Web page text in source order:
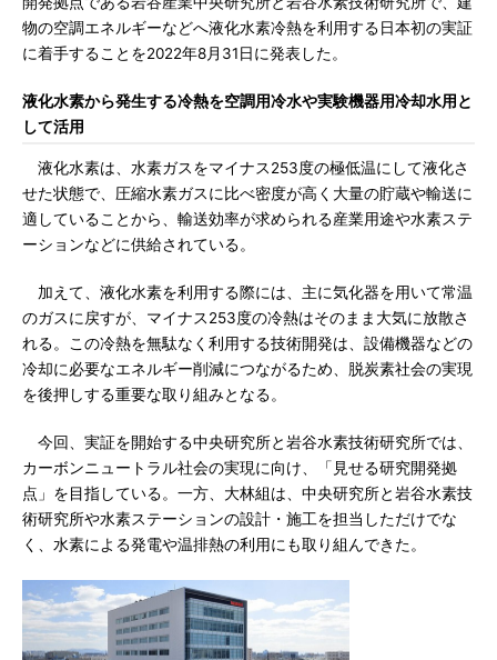
物の空調エネルギーなどへ液化水素冷熱を利用する日本初の実証
に着手することを2022年8月31日に発表した。
液化水素から発生する冷熱を空調用冷水や実験機器用冷却水用と
して活用
液化水素は、水素ガスをマイナス253度の極低温にして液化さ
せた状態で、圧縮水素ガスに比べ密度が高く大量の貯蔵や輸送に
適していることから、輸送効率が求められる産業用途や水素ステ
ーションなどに供給されている。
加えて、液化水素を利用する際には、主に気化器を用いて常温
のガスに戻すが、マイナス253度の冷熱はそのまま大気に放散さ
れる。この冷熱を無駄なく利用する技術開発は、設備機器などの
冷却に必要なエネルギー削減につながるため、脱炭素社会の実現
を後押しする重要な取り組みとなる。
今回、実証を開始する中央研究所と岩谷水素技術研究所では、
カーボンニュートラル社会の実現に向け、「見せる研究開発拠
点」を目指している。一方、大林組は、中央研究所と岩谷水素技
術研究所や水素ステーションの設計・施工を担当しただけでな
く、水素による発電や温排熱の利用にも取り組んできた。